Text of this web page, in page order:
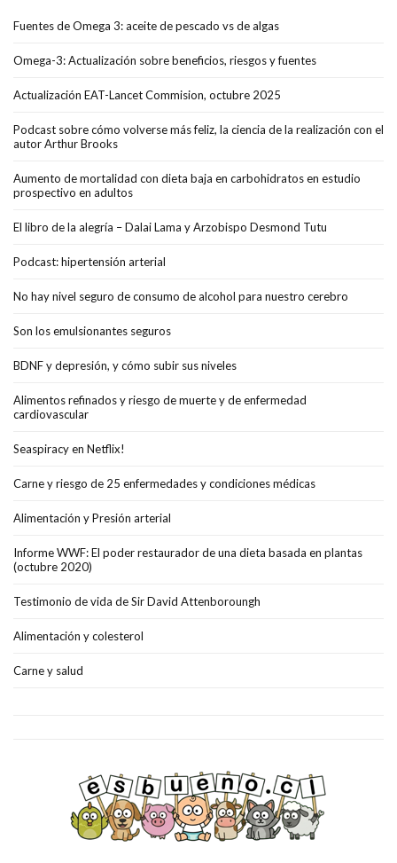
Fuentes de Omega 3: aceite de pescado vs de algas
Omega-3: Actualización sobre beneficios, riesgos y fuentes
Actualización EAT-Lancet Commision, octubre 2025
Podcast sobre cómo volverse más feliz, la ciencia de la realización con el
autor Arthur Brooks
Aumento de mortalidad con dieta baja en carbohidratos en estudio
prospectivo en adultos
El libro de la alegría – Dalai Lama y Arzobispo Desmond Tutu
Podcast: hipertensión arterial
No hay nivel seguro de consumo de alcohol para nuestro cerebro
Son los emulsionantes seguros
BDNF y depresión, y cómo subir sus niveles
Alimentos refinados y riesgo de muerte y de enfermedad
cardiovascular
Seaspiracy en Netflix!
Carne y riesgo de 25 enfermedades y condiciones médicas
Alimentación y Presión arterial
Informe WWF: El poder restaurador de una dieta basada en plantas
(octubre 2020)
Testimonio de vida de Sir David Attenboroungh
Alimentación y colesterol
Carne y salud